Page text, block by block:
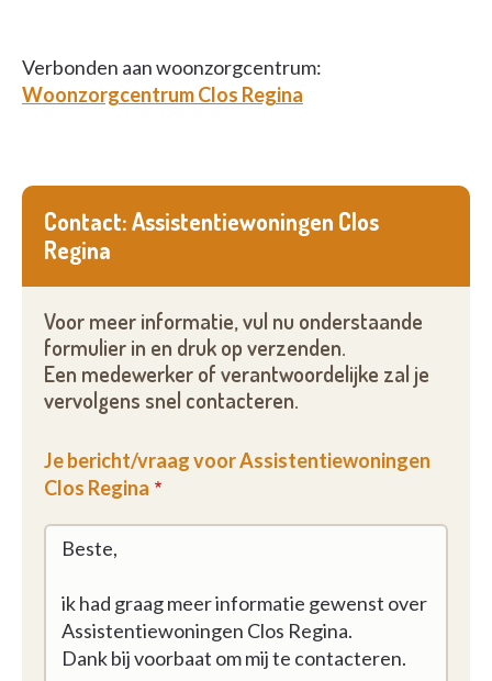
Verbonden aan woonzorgcentrum:
Woonzorgcentrum Clos Regina
Contact: Assistentiewoningen Clos
Regina
Voor meer informatie, vul nu onderstaande
formulier in en druk op verzenden.
Een medewerker of verantwoordelijke zal je
vervolgens snel contacteren.
Je bericht/vraag voor Assistentiewoningen
Clos Regina